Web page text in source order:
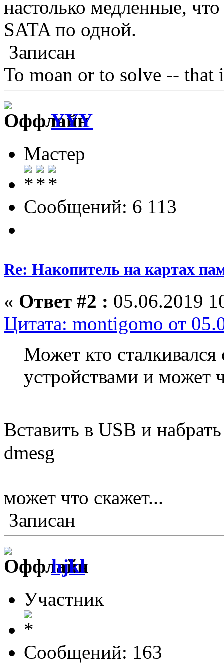
настолько медленные,
SATA по одной.
Записан
To moan or to solve -- that
YYY
Мастер
Сообщений: 6 113
Re: Накопитель на картах
« Ответ #2 : 05.06.2019
Цитата: montigomo от
Может кто
устройствами и может
Вставить в USB и
dmesg
может что скажет...
Записан
hjkl
Участник
Сообщений: 163